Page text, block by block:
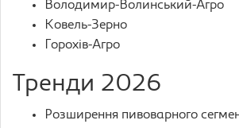
Володимир-Волинський-Агро
Ковель-Зерно
Горохів-Агро
Тренди 2026
Розширення пивоварного